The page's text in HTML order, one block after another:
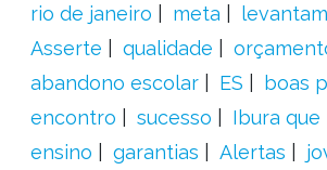
rio de janeiro
meta
Asserte
qualidade
abandono escolar
ES
boas
encontro
sucesso
Ibura
ensino
garantias Alertas